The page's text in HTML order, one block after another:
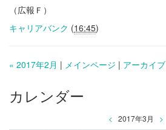
（広報Ｆ）
キャリアバンク (16:45)
« 2017年2月 | メインページ | アーカイブ
カレンダー
< 2017年3月 >